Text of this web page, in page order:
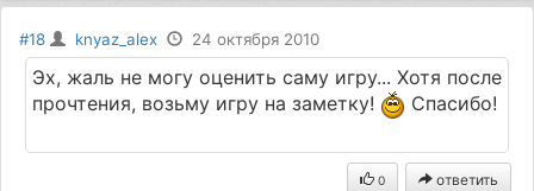
#18 knyaz_alex 24 октября 2010
Эх, жаль не могу оценить саму игру... Хотя после
прочтения, возьму игру на заметку!
Спасибо!
0 ответить